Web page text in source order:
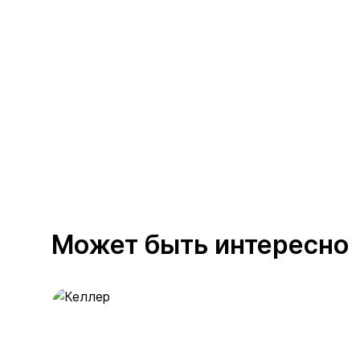
Может быть интересно